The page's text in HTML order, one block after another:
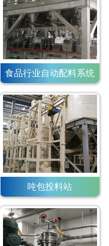
食品行业自动配料系统
吨包投料站